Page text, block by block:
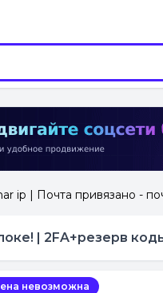
ip | Почта привязано -
| 2FA+резерв
невозможна